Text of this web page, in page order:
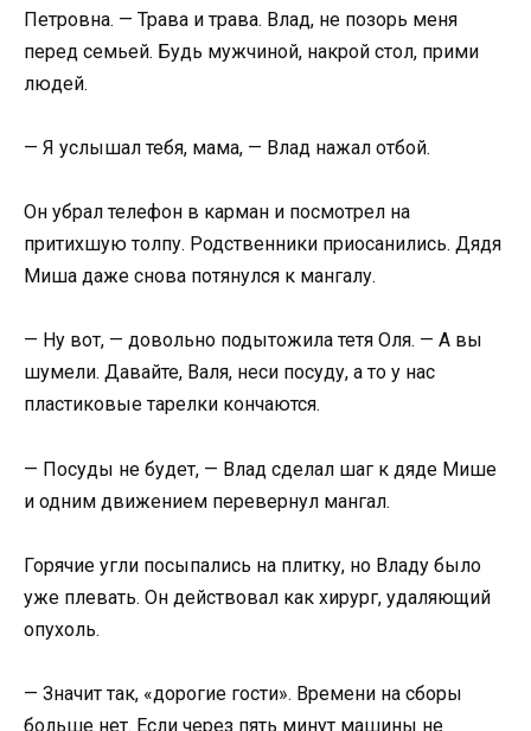
Петровна. — Трава и трава. Влад, не позорь меня
перед семьей. Будь мужчиной, накрой стол, прими
людей.
— Я услышал тебя, мама, — Влад нажал отбой.
Он убрал телефон в карман и посмотрел на
притихшую толпу. Родственники приосанились. Дядя
Миша даже снова потянулся к мангалу.
— Ну вот, — довольно подытожила тетя Оля. — А вы
шумели. Давайте, Валя, неси посуду, а то у нас
пластиковые тарелки кончаются.
— Посуды не будет, — Влад сделал шаг к дяде Мише
и одним движением перевернул мангал.
Горячие угли посыпались на плитку, но Владу было
уже плевать. Он действовал как хирург, удаляющий
опухоль.
— Значит так, «дорогие гости». Времени на сборы
больше нет. Если через пять минут машины не